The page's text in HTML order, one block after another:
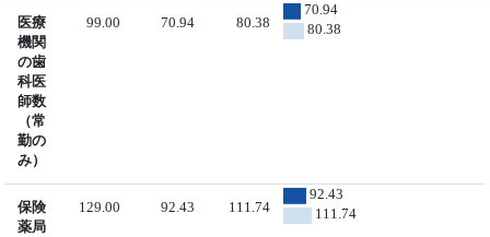
医療
機関
の歯
科医
師数
（常
勤の
み）
99.00 70.94 80.38
70.94
80.38
保険
薬局
129.00 92.43 111.74
92.43
111.74